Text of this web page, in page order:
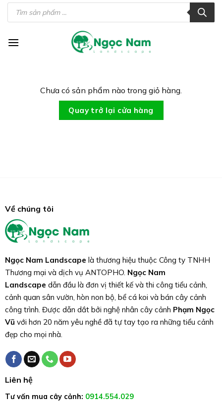
Skip
Tìm
kiếm
phẩm
Chưa có sản phẩm nào trong giỏ hàng.
Quay trở lại cửa hàng
Về chúng tôi
Ngọc Nam Landscape là thương hiệu thuộc Công ty TNHH
Thương mại và dịch vụ ANTOPHO. Ngọc Nam
Landscape dẫn đầu là đơn vị thiết kế và thi công tiểu cảnh,
cảnh quan sân vườn, hòn non bộ, bể cá koi và bán cây cảnh
công trình. Được dẫn dắt bởi nghệ nhân cây cảnh Phạm Ngọc
Vũ với hơn 20 năm yêu nghề đã tự tay tạo ra những tiểu cảnh
đẹp cho mọi nhà.
Liên hệ
Tư vấn mua cây cảnh: 0914.554.029